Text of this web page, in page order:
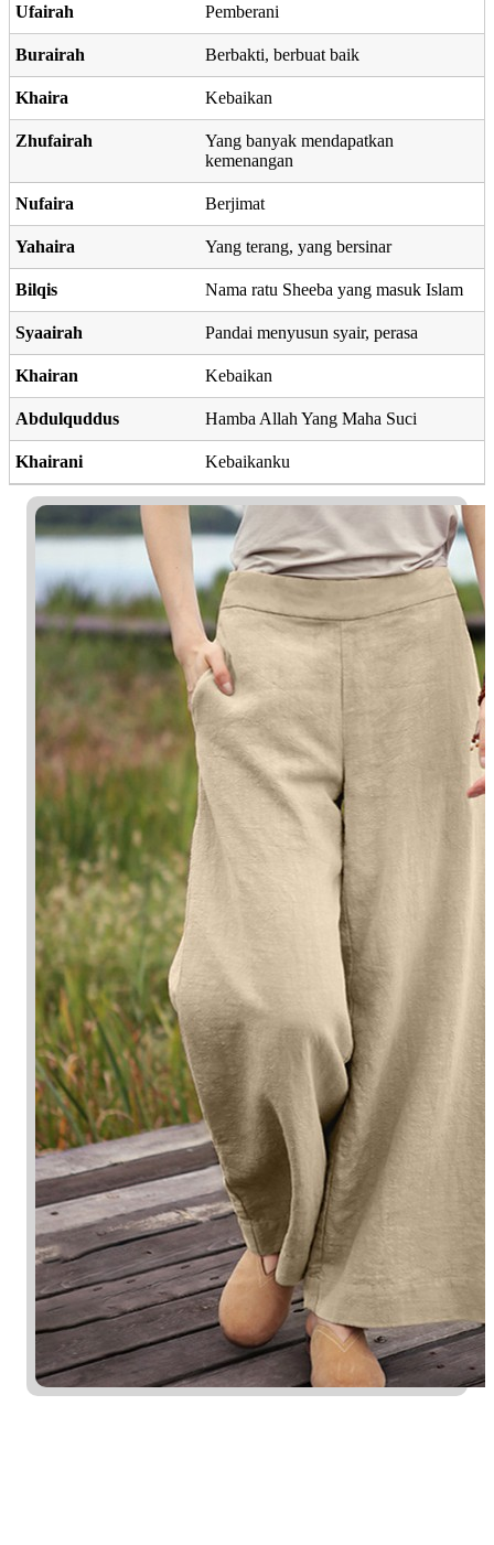
Ufairah Pemberani
Burairah Berbakti, berbuat baik
Khaira Kebaikan
Zhufairah
Yang banyak mendapatkan
kemenangan
Nufaira Berjimat
Yahaira Yang terang, yang bersinar
Bilqis Nama ratu Sheeba yang masuk Islam
Syaairah Pandai menyusun syair, perasa
Khairan Kebaikan
Abdulquddus Hamba Allah Yang Maha Suci
Khairani Kebaikanku